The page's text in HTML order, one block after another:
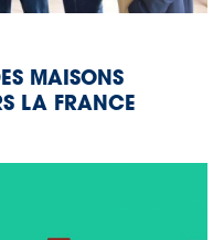
MAISONS
LA FRANCE